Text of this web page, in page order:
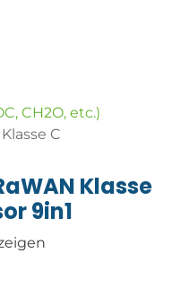
CH2O, etc.)
C
Klasse
9in1